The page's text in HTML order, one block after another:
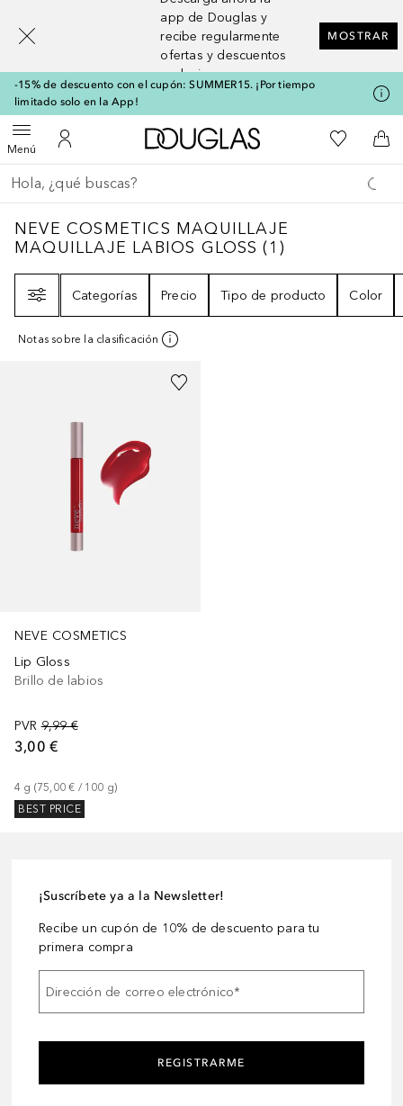
app de Douglas y
recibe regularmente
ofertas y descuentos
exclusivos
MOSTRAR
-15% de descuento con el cupón: SUMMER15. ¡Por tiempo
limitado solo en la App!
MenúAbrir menúMi cuenta
A Douglas HomeMi lista de
A
Regresar
Ejecutar búsqueda
NEVE COSMETICS MAQUILLAJE
NEVE COSMETICS MAQUILLAJE
MAQUILLAJE LABIOS GLOSS (1 )
Categorías
Precio Tipo de producto Color
Notas sobre la clasificación
NEVE COSMETICS
Lip Gloss
Brillo de labios
PVR 9,99 €
3,00 €
4 g (75,00 € / 100 g)
BEST PRICE
+ 1
¡Suscríbete ya a la Newsletter!
Recibe un cupón de 10% de descuento para tu
primera compra
Dirección de correo electrónico*
REGISTRARME
[navigation.slideout.screenreader]